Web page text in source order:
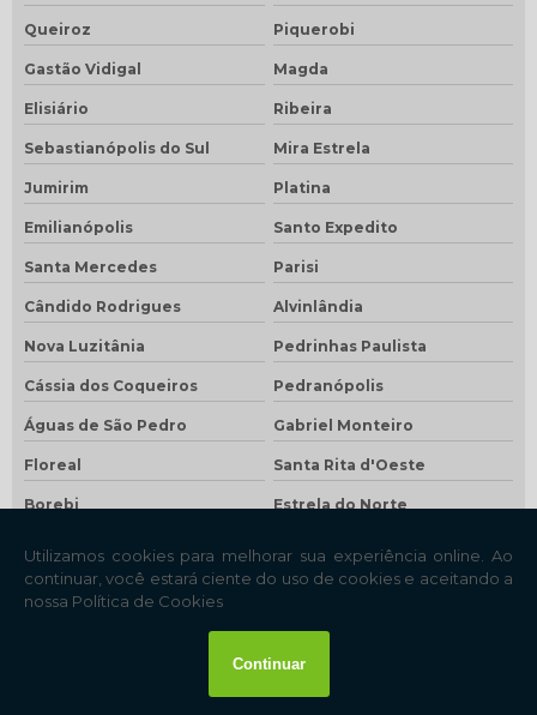
Queiroz Piquerobi
Gastão Vidigal Magda
Elisiário Ribeira
Sebastianópolis do Sul Mira Estrela
Jumirim Platina
Emilianópolis Santo Expedito
Santa Mercedes Parisi
Cândido Rodrigues Alvinlândia
Nova Luzitânia Pedrinhas Paulista
Cássia dos Coqueiros Pedranópolis
Águas de São Pedro Gabriel Monteiro
Floreal Santa Rita d'Oeste
Borebi Estrela do Norte
Lutécia Nantes
Santa Clara d'Oeste
São João das Duas Pontes Pracinha